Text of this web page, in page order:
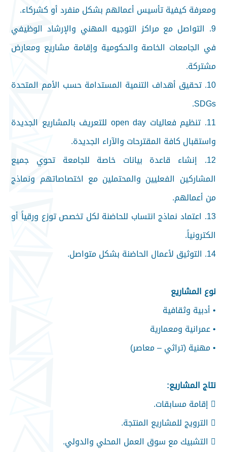
ومعرفة كيفية تأسيس أعمالهم بشكل منفرد أو كشركاء.
9. التواصل مع مراكز التوجيه المهني والإرشاد الوظيفي
في الجامعات الخاصة والحكومية وإقامة مشاريع ومعارض
مشتركة.
10. تحقيق أهداف التنمية المستدامة حسب الأمم المتحدة
SDGs.
11. تنظيم فعاليات open day للتعريف بالمشاريع الجديدة
واستقبال كافة المقترحات والآراء الجديدة.
12. إنشاء قاعدة بيانات خاصة للجامعة تحوي جميع
المشاركين الفعليين والمحتملين مع اختصاصاتهم ونماذج
من أعمالهم.
13. اعتماد نماذج انتساب للحاضنة لكل تخصص توزع ورقياً أو
الكترونياً.
14. التوثيق لأعمال الحاضنة بشكل متواصل.
نوع المشاريع
• أدبية وثقافية
• عمرانية ومعمارية
• مهنية (تراثي – معاصر)
نتاج المشاريع:
 إقامة مسابقات.
 الترويج للمشاريع المنتجة.
 التشبيك مع سوق العمل المحلي والدولي.